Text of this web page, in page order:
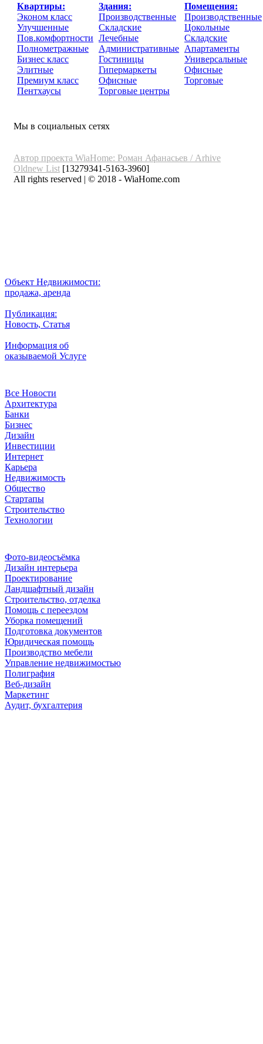
Квартиры:
Эконом класс
Улучшенные
Пов.комфортности
Полнометражные
Бизнес класс
Элитные
Премиум класс
Пентхаусы
Здания:
Производственные
Складские
Лечебные
Административные
Гостиницы
Гипермаркеты
Офисные
Торговые центры
Помещения:
Производственные
Цокольные
Складские
Апартаменты
Универсальные
Офисные
Торговые
Мы в социальных сетях
Автор проекта WiaHome: Роман Афанасьев / Arhive
Oldnew List [13279341-5163-3960]
All rights reserved | © 2018 - WiaHome.com
Объект Недвижимости:
продажа, аренда
Публикация:
Новость, Статья
Информация об
оказываемой Услуге
Все Новости
Архитектура
Банки
Бизнес
Дизайн
Инвестиции
Интернет
Карьера
Недвижимость
Общество
Стартапы
Строительство
Технологии
Фото-видеосъёмка
Дизайн интерьера
Проектирование
Ландшафтный дизайн
Строительство, отделка
Помощь с переездом
Уборка помещений
Подготовка документов
Юридическая помощь
Производство мебели
Управление недвижимостью
Полиграфия
Веб-дизайн
Маркетинг
Аудит, бухгалтерия